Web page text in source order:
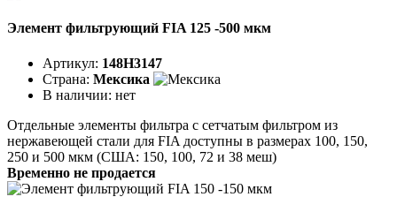
Элемент фильтрующий FIA 125 -500 мкм
Артикул: 148H3147
Страна: Мексика
В наличии: нет
Отдельные элементы фильтра с сетчатым фильтром из
нержавеющей стали для FIA доступны в размерах 100, 150,
250 и 500 мкм (США: 150, 100, 72 и 38 меш)
Временно не продается